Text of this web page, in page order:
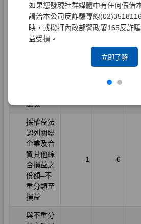
如果您發現社群媒體中有任何假借
請洽本公司反詐騙專線
映，或撥打內政部警政署165反詐
益受損。
立即了解